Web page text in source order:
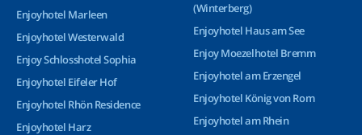
Enjoyhotel Marleen
Enjoyhotel Westerwald
Enjoy Schlosshotel Sophia
Enjoyhotel Eifeler Hof
Enjoyhotel Rhön Residence
Enjoyhotel Harz
(Winterberg)
Enjoyhotel Haus am See
Enjoy Moezelhotel Bremm
Enjoyhotel am Erzengel
Enjoyhotel König von Rom
Enjoyhotel am Rhein